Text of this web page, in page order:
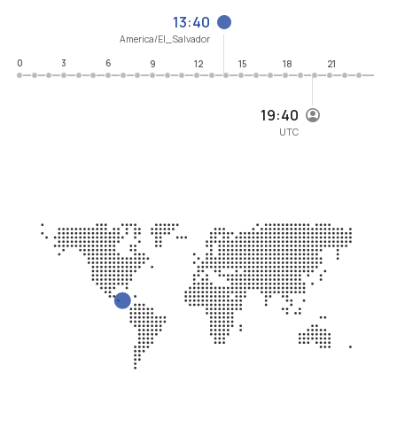
19:40
UTC
13:40
America/El_Salvador
0
3 6 9 12 15 18 21